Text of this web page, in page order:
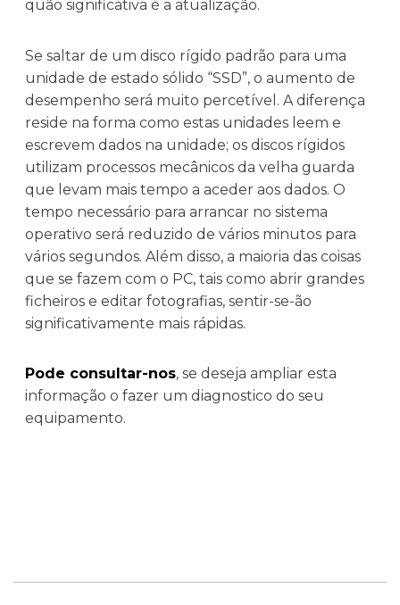
quão significativa é a atualização.
Se saltar de um disco rígido padrão para uma
unidade de estado sólido “SSD”, o aumento de
desempenho será muito percetível. A diferença
reside na forma como estas unidades leem e
escrevem dados na unidade; os discos rígidos
utilizam processos mecânicos da velha guarda
que levam mais tempo a aceder aos dados. O
tempo necessário para arrancar no sistema
operativo será reduzido de vários minutos para
vários segundos. Além disso, a maioria das coisas
que se fazem com o PC, tais como abrir grandes
ficheiros e editar fotografias, sentir-se-ão
significativamente mais rápidas.
Pode consultar-nos, se deseja ampliar esta
informação o fazer um diagnostico do seu
equipamento.